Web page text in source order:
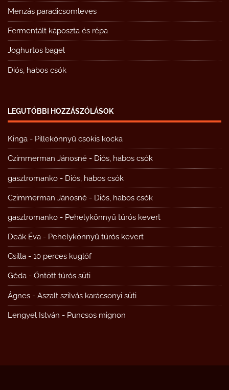
Menzás paradicsomleves
Fermentált káposzta és répa
Joghurtos bagel
Diós, habos csók
LEGUTÓBBI HOZZÁSZÓLÁSOK
Kinga - Pillekönnyű csokis kocka
Czimmerman Jánosné - Diós, habos csók
gasztromanko - Diós, habos csók
Czimmerman Jánosné - Diós, habos csók
gasztromanko - Pehelykönnyű túrós kevert
Deák Éva - Pehelykönnyű túrós kevert
Csilla - 10 perces kuglóf
Géda - Öntött túrós süti
Ágnes - Aszalt szilvás karácsonyi süti
Lengyel István - Puncsos mignon